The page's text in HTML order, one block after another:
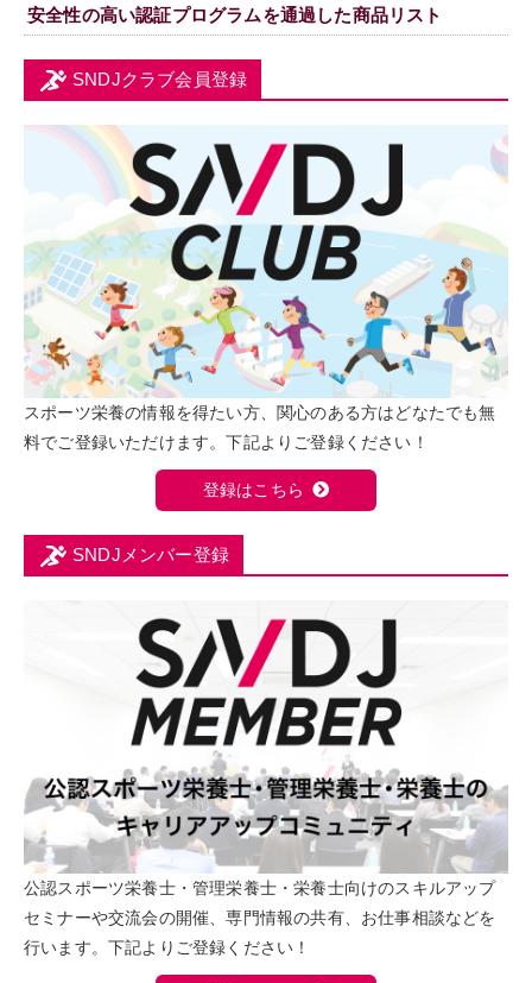
安全性の高い認証プログラムを通過した商品リスト
SNDJクラブ会員登録
スポーツ栄養の情報を得たい方、関心のある方はどなたでも無
料でご登録いただけます。下記よりご登録ください！
登録はこちら
SNDJメンバー登録
公認スポーツ栄養士・管理栄養士・栄養士向けのスキルアップ
セミナーや交流会の開催、専門情報の共有、お仕事相談などを
行います。下記よりご登録ください！